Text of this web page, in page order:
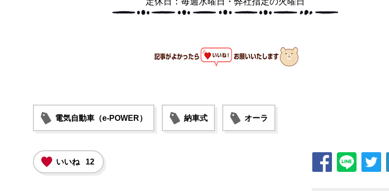
電気自動車（e-POWER） 納車式 オーラ
いいね 12